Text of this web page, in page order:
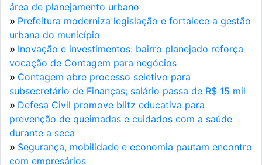
área de planejamento urbano
» Prefeitura moderniza legislação e fortalece a gestão
urbana do município
» Inovação e investimentos: bairro planejado reforça
vocação de Contagem para negócios
» Contagem abre processo seletivo para
subsecretário de Finanças; salário passa de R$ 15 mil
» Defesa Civil promove blitz educativa para
prevenção de queimadas e cuidados com a saúde
durante a seca
» Segurança, mobilidade e economia pautam encontro
com empresários